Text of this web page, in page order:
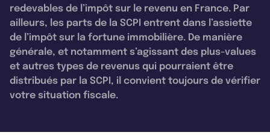
redevables de l’impôt sur le revenu en France. Par
ailleurs, les parts de la SCPI entrent dans l’assiette
de l’impôt sur la fortune immobilière. De manière
générale, et notamment s’agissant des plus-values
et autres types de revenus qui pourraient être
distribués par la SCPI, il convient toujours de vérifier
votre situation fiscale.